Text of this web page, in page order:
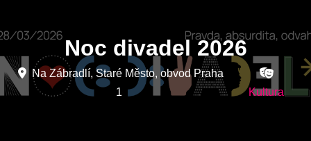
Noc divadel 2026
Na Zábradlí, Staré Město, obvod Praha
1
Kultura